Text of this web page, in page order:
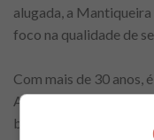
alugada, a
foco na qualidade de
Com mais de 30 anos,
América do Sul com
bilhões de ovos por